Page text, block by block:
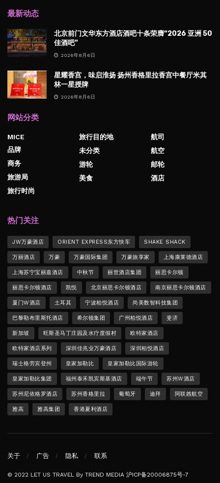
最新动态
北京前门文华东方酒店酒吧十条荣膺“2026 亚洲 50
佳酒吧”
2026年8月6日
星耀香宫，味启淮扬 扬州香格里拉香宫中餐厅米其
林一星授牌
2026年8月6日
网站分类
MICE
品牌
商务
旅游局
旅行时尚
旅行目的地
未分类
游轮
美食
航司
航空
邮轮
酒店
热门关注
JW万豪酒店 ORIENT EXPRESS东方快车 SHAKE SHACK
万丽酒店 万豪 万豪国际集团 万豪旅享家 上海康莱德酒店
上海苏宁宝丽嘉酒店 中秋节 丽世酒店集团 丽思卡尔顿
丽思卡尔顿酒店 凯悦 北京丽思卡尔顿酒店 南京丽思卡尔顿酒店
厦门W酒店 土耳其 宁波柏悦酒店 尚美数智科技集团
巴黎勒布里斯托酒店 希尔顿集团 广州柏悦酒店 斐济
新加坡 旺斯圣马丁庄园及水疗度假村 欧特家酒店
欧特家酒店系列 深圳佳兆业万豪酒店 深圳柏悦酒店
瑞士格劳宾登州 皇家加勒比 皇家加勒比国际游轮
皇家加勒比集团 福州泰禾凯宾斯基酒店 端午节 苏州W酒店
苏州尼依格罗酒店 苏州香格里拉 葡萄牙 迪拜 阿联酋航空
雅高 雅高集团 香港夏利酒店
关于 广告 隐私 联系
© 2022 LET US TRAVEL By TREND MEDIA 沪ICP备20006875号-7